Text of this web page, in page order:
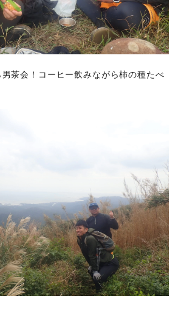
茶会！コーヒー飲みながら柿の種たべ